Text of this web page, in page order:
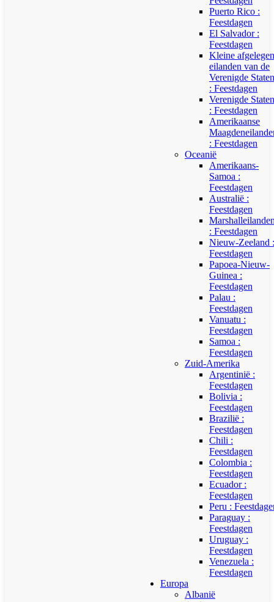
Puerto Rico :
Feestdagen
El Salvador :
Feestdagen
Kleine afgelegen
eilanden van de
Verenigde Staten
: Feestdagen
Verenigde Staten
: Feestdagen
Amerikaanse
: Feestdagen
Oceanië
Amerikaans-
Samoa :
Feestdagen
Australië :
Feestdagen
: Feestdagen
Nieuw-Zeeland :
Feestdagen
Papoea-Nieuw-
Guinea :
Feestdagen
Palau :
Feestdagen
Vanuatu :
Feestdagen
Samoa :
Feestdagen
Zuid-Amerika
Argentinië :
Feestdagen
Bolivia :
Feestdagen
Brazilië :
Feestdagen
Chili :
Feestdagen
Colombia :
Feestdagen
Ecuador :
Feestdagen
Peru :
Paraguay :
Feestdagen
Uruguay :
Feestdagen
Venezuela :
Feestdagen
Europa
Albanië